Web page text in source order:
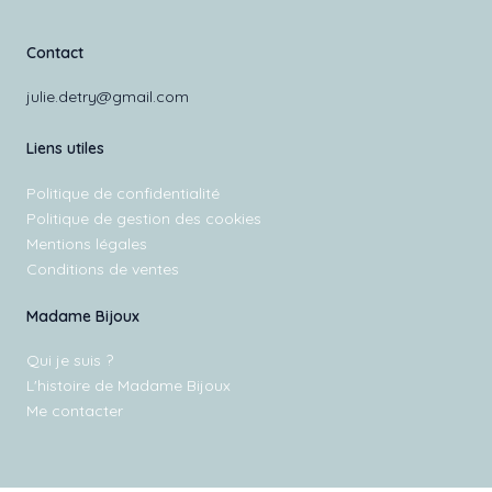
Contact
julie.detry@gmail.com
Liens utiles
Politique de confidentialité
Politique de gestion des cookies
Mentions légales
Conditions de ventes
Madame Bijoux
Qui je suis ?
L'histoire de Madame Bijoux
Me contacter